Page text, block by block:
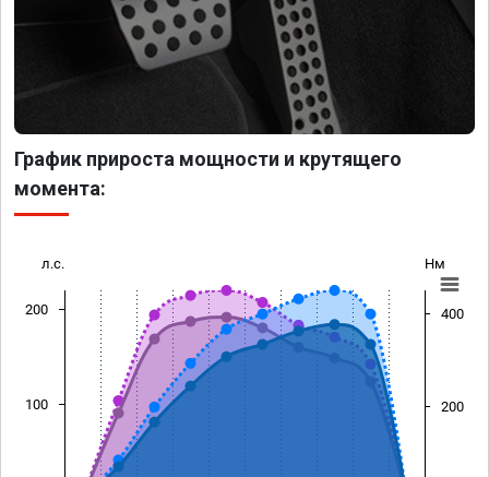
График прироста мощности и крутящего
момента:
л.с. Нм
100
200
200
400